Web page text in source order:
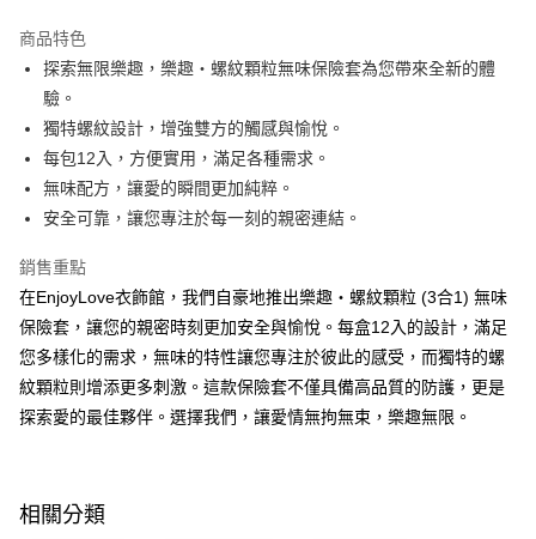
Apple Pay
街口支付
悠遊付
ATM付款
全家取貨付款
每筆NT$60，滿NT$600(含以上)免運費
付款後全家取貨
付款後7-11取貨
商品特色
探索無限樂趣，樂趣‧螺紋顆粒無味保險套為您帶來全新的體
驗。
獨特螺紋設計，增強雙方的觸感與愉悅。
每包12入，方便實用，滿足各種需求。
無味配方，讓愛的瞬間更加純粹。
安全可靠，讓您專注於每一刻的親密連結。
銷售重點
在EnjoyLove衣飾館，我們自豪地推出樂趣‧螺紋顆粒 (3合1) 無味
保險套，讓您的親密時刻更加安全與愉悅。每盒12入的設計，滿足
您多樣化的需求，無味的特性讓您專注於彼此的感受，而獨特的螺
紋顆粒則增添更多刺激。這款保險套不僅具備高品質的防護，更是
探索愛的最佳夥伴。選擇我們，讓愛情無拘無束，樂趣無限。
相關分類